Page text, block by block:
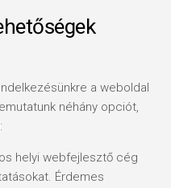
a weboldal
néhány opciót,
helyi webfejlesztő cég
Érdemes